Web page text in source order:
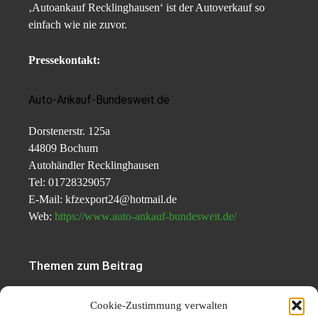
Cookie-Zustimmung verwalten
‚Autoankauf Recklinghausen‘ ist der Autoverkauf so
einfach wie nie zuvor.
Pressekontakt:
Auto-Ankauf-Bundesweit.de
Dorstenerstr. 125a
44809 Bochum
Autohändler Recklinghausen
Tel: 01728329057
E-Mail: kfzexport24@hotmail.de
Web: https://www.auto-ankauf-bundesweit.de/
Themen zum Beitrag
Top-Service für